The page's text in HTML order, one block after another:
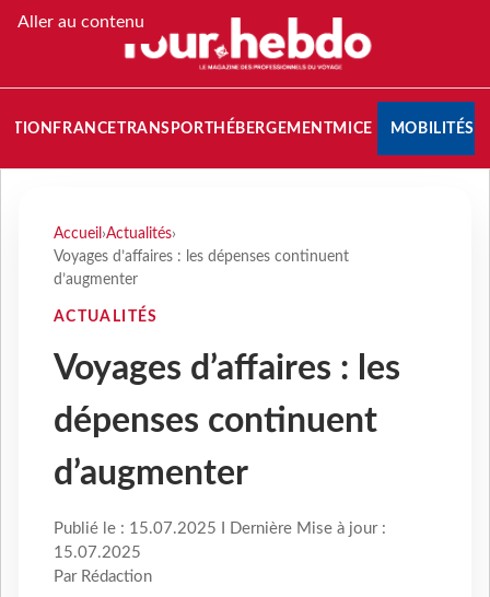
Aller au contenu
FRANCETRANSPORT HÉBERGEMENTMICE MOBILITÉS
Accueil ›Actualités›
Voyages d’affaires : les dépenses continuent
d’augmenter
ACTUALITÉS
Voyages d’affaires : les
dépenses continuent
d’augmenter
Publié le : 15.07.2025 I Dernière Mise à jour :
15.07.2025
Par Rédaction